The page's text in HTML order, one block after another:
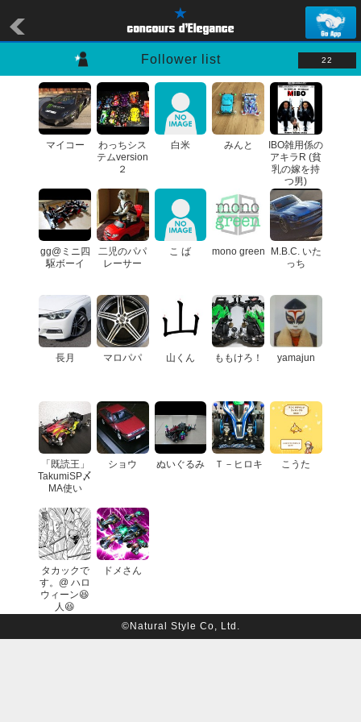
Follower list 22
マイコー
わっちシス
テムversion
２
白米 みんと
IBO雑用係の
アキラR (貧
乳の嫁を持
つ男)
gg@ミニ四
駆ボーイ
二児のパパ
レーサー
こ ば mono green
M.B.C. いた
っち
長月 マロパパ 山くん ももけろ！ yamajun
「既読王」
TakumiSP〆
MA使い
ショウ ぬいぐるみ Ｔ－ヒロキ こうた
タカックで
す。@ ハロ
ウィーン😆
人😆
ドメさん
©Natural Style Co, Ltd.